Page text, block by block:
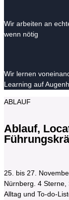
Wir arbeiten an
wenn nötig
Wir lernen
Learning auf
ABLAUF
Ablauf,
25. bis 27.
Nürnberg. 4 Sterne,
Alltag und To-do-